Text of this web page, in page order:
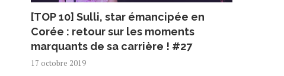
[TOP 10] Sulli, star émancipée en
Corée : retour sur les moments
marquants de sa carrière ! #27
17 octobre 2019